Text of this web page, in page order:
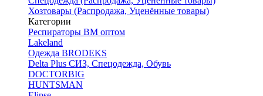
Хозтовары (Распродажа, Уценённые товары)
Категории
Респираторы ВМ оптом
Lakeland
Одежда BRODEKS
Delta Plus СИЗ, Спецодежда, Обувь
DOCTORBIG
HUNTSMAN